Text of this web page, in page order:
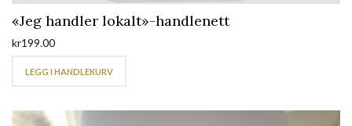
«Jeg handler lokalt»-handlenett
kr199.00
LEGG I HANDLEKURV